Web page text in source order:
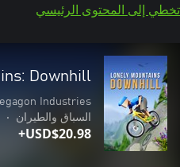
تخطي إلى المحتوى الرئيسي
Downhill
Industries
السباق والطيران
•
USD$20.98+